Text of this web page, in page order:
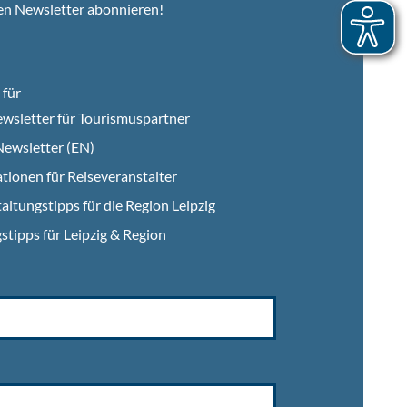
Newsletter abonnieren!
für
für Tourismuspartner
(EN)
für Reiseveranstalter
für die Region Leipzig
für Leipzig & Region